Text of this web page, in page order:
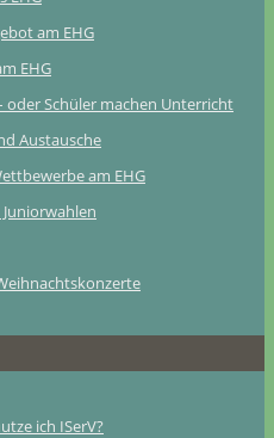
am EHG
EHG
oder Schüler machen Unterricht
Austausche
am EHG
ich ISerV?